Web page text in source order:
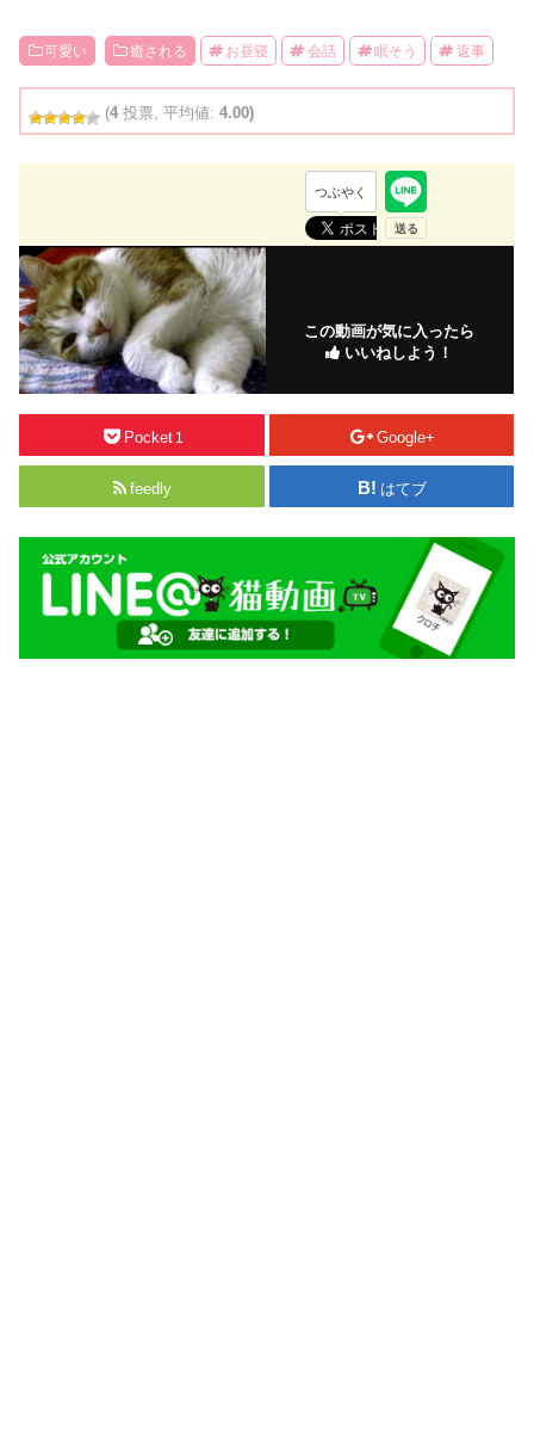
可愛い 癒される お昼寝 会話 眠そう 返事
(4 投票, 平均値:4.00)
つぶやく
この動画が気に入ったら
いいねしよう！
Pocket 1 Google+
feedly はてブ